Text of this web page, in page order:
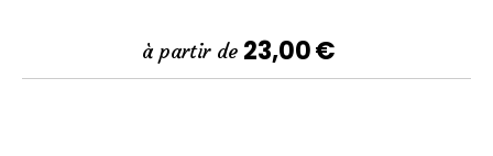
à partir de 23,00€